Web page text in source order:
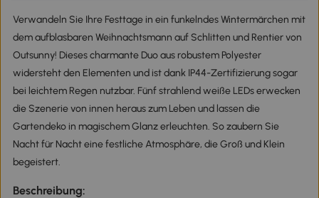
Verwandeln Sie Ihre Festtage in ein funkelndes Wintermärchen mit
dem aufblasbaren Weihnachtsmann auf Schlitten und Rentier von
Outsunny! Dieses charmante Duo aus robustem Polyester
widersteht den Elementen und ist dank IP44-Zertifizierung sogar
bei leichtem Regen nutzbar. Fünf strahlend weiße LEDs erwecken
die Szenerie von innen heraus zum Leben und lassen die
Gartendeko in magischem Glanz erleuchten. So zaubern Sie
Nacht für Nacht eine festliche Atmosphäre, die Groß und Klein
begeistert.
Beschreibung: